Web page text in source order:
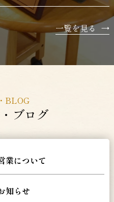
一覧を見る →
BLOG
ブログ
業について
知らせ